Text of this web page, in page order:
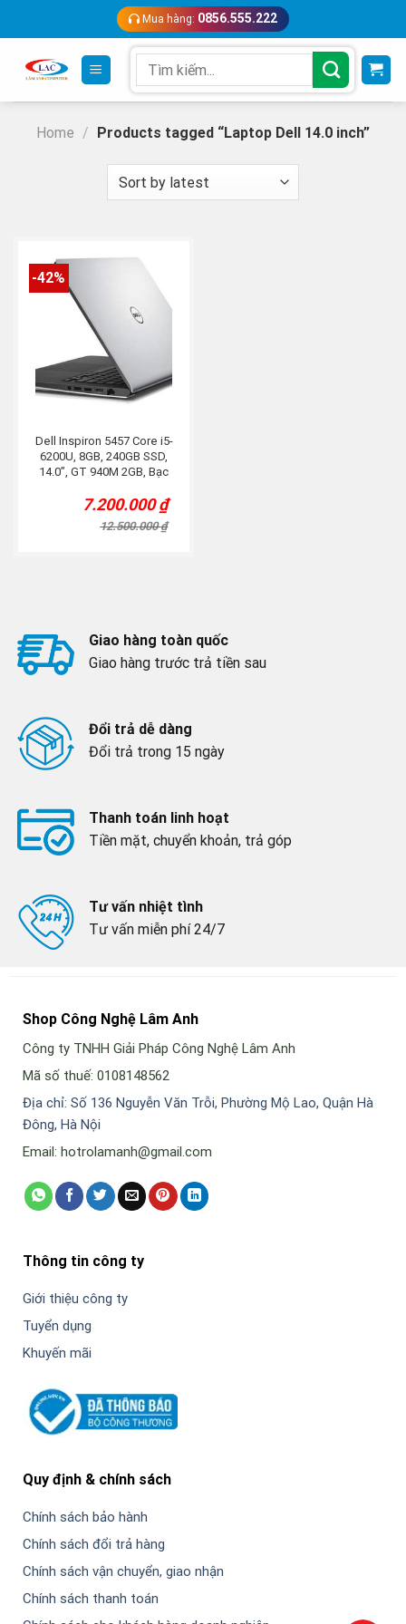
content
Mua hàng: 0856.555.222
for:
Home / Products tagged “Laptop Dell 14.0 inch”
-42%
Dell Inspiron 5457 Core i5-
6200U, 8GB, 240GB SSD,
14.0”, GT 940M 2GB, Bạc
12.500.000₫
Original
price
was:
7.200.000₫
Current
price
is:
Giao hàng toàn quốc
Giao hàng trước trả tiền sau
Đổi trả dễ dàng
Đổi trả trong 15 ngày
Thanh toán linh hoạt
Tiền mặt, chuyển khoản, trả góp
Tư vấn nhiệt tình
Tư vấn miễn phí 24/7
Shop Công Nghệ Lâm Anh
Công ty TNHH Giải Pháp Công Nghệ Lâm Anh
Mã số thuế: 0108148562
Địa chỉ: Số 136 Nguyễn Văn Trỗi, Phường Mộ Lao, Quận Hà
Đông, Hà Nội
Email: hotrolamanh@gmail.com
Thông tin công ty
Giới thiệu công ty
Tuyển dụng
Khuyến mãi
Quy định & chính sách
Chính sách bảo hành
Chính sách đổi trả hàng
Chính sách vận chuyển, giao nhận
Chính sách thanh toán